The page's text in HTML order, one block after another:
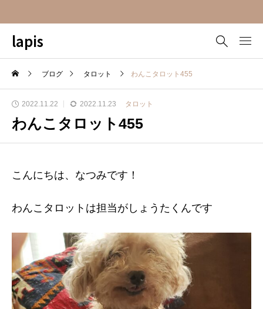
lapis
ブログ タロット わんこタロット455
2022.11.22 2022.11.23 タロット
わんこタロット455
こんにちは、なつみです！
わんこタロットは担当がしょうたくんです